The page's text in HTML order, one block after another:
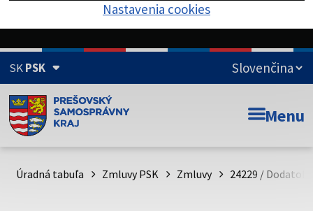
Nastavenia cookies
SKPSK
Doména psk.sk je oficiálna
Toto je oficiálna webová stránka Prešovského
psk.sk.
Menu
Úradná tabuľa Zmluvy PSK Zmluvy 24229 / Dodatok